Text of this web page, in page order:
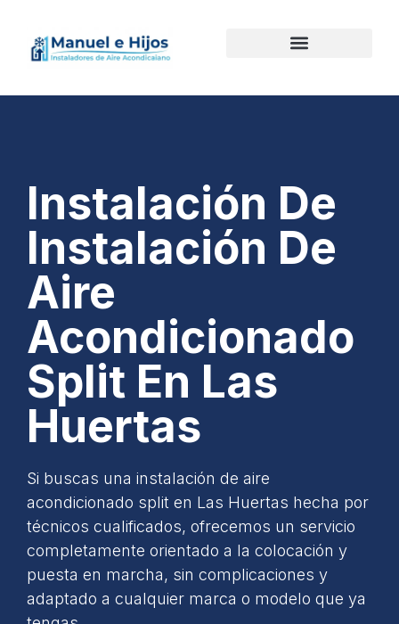
Instalación De
Instalación De
Aire
Acondicionado
Split En Las
Huertas
Si buscas una instalación de aire
acondicionado split en Las Huertas hecha por
técnicos cualificados, ofrecemos un servicio
completamente orientado a la colocación y
puesta en marcha, sin complicaciones y
adaptado a cualquier marca o modelo que ya